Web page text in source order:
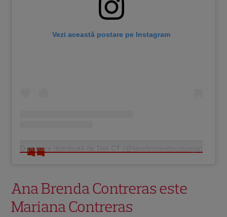
Vezi această postare pe Instagram
O postare distribuită de Deli CT (@fansfernandocolunga)
Ana Brenda Contreras este
Mariana Contreras